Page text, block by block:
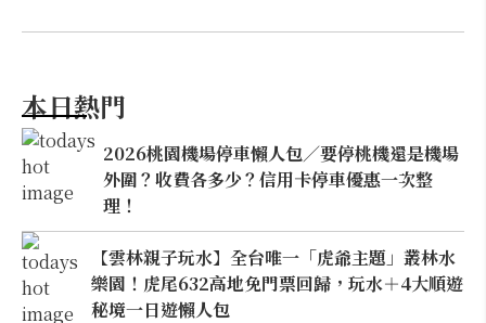
本日熱門
2026桃園機場停車懶人包／要停桃機還是機場
外圍？收費各多少？信用卡停車優惠一次整
理！
【雲林親子玩水】全台唯一「虎爺主題」叢林水
樂園！虎尾632高地免門票回歸，玩水＋4大順遊
秘境一日遊懶人包